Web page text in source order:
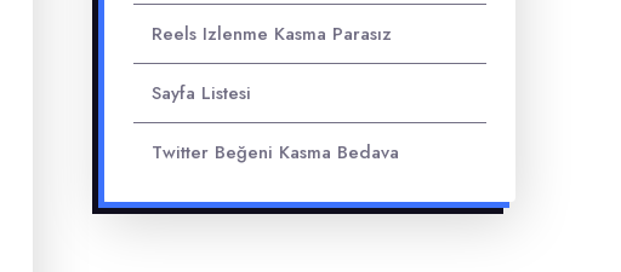
Reels Izlenme Kasma Parasız
Sayfa Listesi
Twitter Beğeni Kasma Bedava